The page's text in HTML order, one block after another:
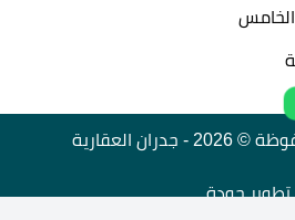
© 2026 - جدران العقارية
تطويرجودة